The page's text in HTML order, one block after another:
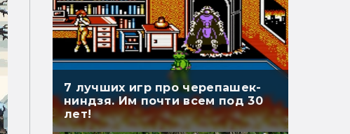
7 лучших игр про черепашек-
ниндзя. Им почти всем под 30
лет!